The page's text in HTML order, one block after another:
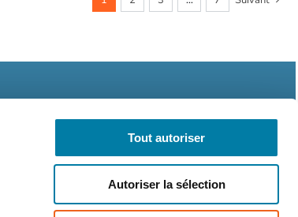
Tout autoriser
Autoriser la sélection